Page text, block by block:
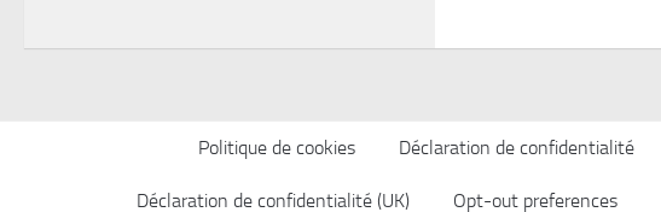
Politique de cookies Déclaration de confidentialité
Déclaration de confidentialité (UK) Opt-out preferences